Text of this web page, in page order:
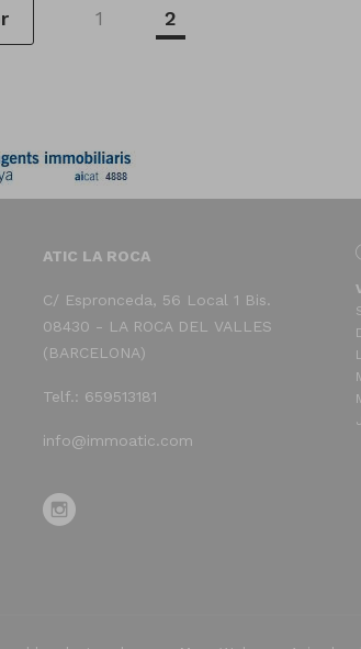
1 2
ATIC LA ROCA
C/ Espronceda, 56 Local 1 Bis.
08430 - LA ROCA DEL VALLES
(BARCELONA)
Telf.: 659513181
info@immoatic.com